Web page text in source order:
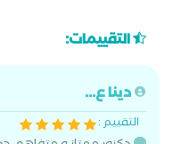
التقييمات:
دينا ع...
التقييم :